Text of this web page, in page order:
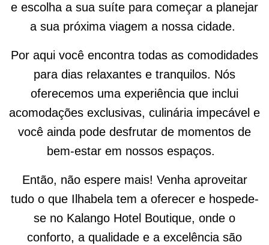
e escolha a sua suíte para começar a planejar
a sua próxima viagem a nossa cidade.
Por aqui você encontra todas as comodidades
para dias relaxantes e tranquilos. Nós
oferecemos uma experiência que inclui
acomodações exclusivas, culinária impecável e
você ainda pode desfrutar de momentos de
bem-estar em nossos espaços.
Então, não espere mais! Venha aproveitar
tudo o que Ilhabela tem a oferecer e hospede-
se no Kalango Hotel Boutique, onde o
conforto, a qualidade e a excelência são